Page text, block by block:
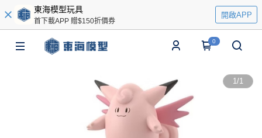
東海模型玩具
首下載APP 贈$150折價券
開啟APP
0
1/1